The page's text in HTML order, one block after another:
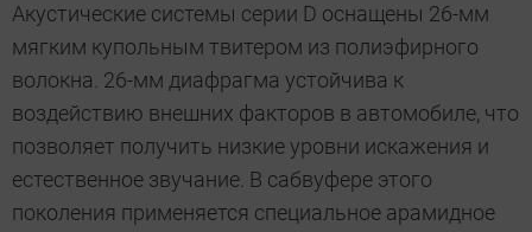
Акустические системы серии D оснащены 26-мм
мягким купольным твитером из полиэфирного
волокна. 26-мм диафрагма устойчива к
воздействию внешних факторов в автомобиле, что
позволяет получить низкие уровни искажения и
естественное звучание. В сабвуфере этого
поколения применяется специальное арамидное